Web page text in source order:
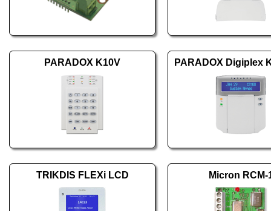
PARADOX K10V PARADOX Digiplex
TRIKDIS FLEXi LCD Micron RCM-